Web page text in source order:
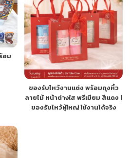
อม
ของรับไหว้งานแต่ง พร้อมถุงหิ้ว
ลายไม้ หน้าต่างใส พรีเมียม สีแดง |
ของรับไหว้ผู้ใหญ่ ใช้งานได้จริง